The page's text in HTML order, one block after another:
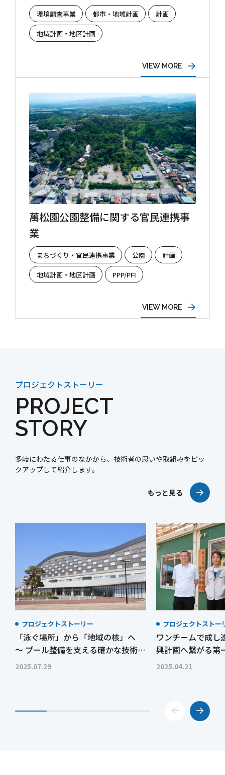
環境調査事業 都市・地域計画 計画
地域計画・地区計画
VIEW MORE
萬松園公園整備に関する官民連携事
業
まちづくり・官民連携事業 公園 計画
地域計画・地区計画 PPP/PFI
VIEW MORE
プロジェクトストーリー
PROJECT
STORY
多岐にわたる仕事のなかから、 技術者の思いや取組みをピッ
クアップして紹介します。
もっと見る
プロジェクトストーリー
「泳ぐ場所」から「地域の核」へ
～ プール整備を支える確かな技術と
実績～
2025.07.29
プロジェクトストー
ワンチームで成し
興計画へ繋がる第
登半島地震からの
2025.04.21